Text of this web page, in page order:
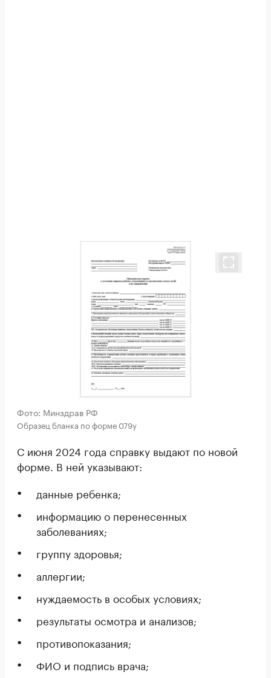
Фото: Минздрав РФ
Образец бланка по форме 079у
С июня 2024 года справку выдают по новой
форме. В ней указывают:
данные ребенка;
информацию о перенесенных
заболеваниях;
группу здоровья;
аллергии;
нуждаемость в особых условиях;
результаты осмотра и анализов;
противопоказания;
ФИО и подпись врача;